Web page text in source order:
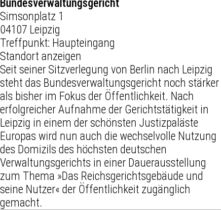
Bundesverwaltungsgericht
Simsonplatz 1
04107 Leipzig
Treffpunkt: Haupteingang
Standort anzeigen
Seit seiner Sitzverlegung von Berlin nach Leipzig
steht das Bundesverwaltungsgericht noch stärker
als bisher im Fokus der Öffentlichkeit. Nach
erfolgreicher Aufnahme der Gerichtstätigkeit in
Leipzig in einem der schönsten Justizpaläste
Europas wird nun auch die wechselvolle Nutzung
des Domizils des höchsten deutschen
Verwaltungsgerichts in einer Dauerausstellung
zum Thema »Das Reichsgerichtsgebäude und
seine Nutzer« der Öffentlichkeit zugänglich
gemacht.